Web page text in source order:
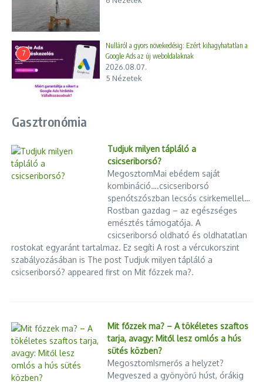
7
Nulláról a gyors növekedésig: Ezért kihagyhatatlan a
Google Ads az új weboldalaknak
2026.08.07.
5 Nézetek
Gasztronómia
Tudjuk milyen tápláló a
csicseriborsó?
MegosztomMai ebédem saját
kombináció….csicseriborsó
spenótszószban lecsós csirkemellel…
Rostban gazdag – az egészséges
emésztés támogatója. A
csicseriborsó oldható és oldhatatlan
rostokat egyaránt tartalmaz. Ez segíti A rost a vércukorszint
szabályozásában is The post Tudjuk milyen tápláló a
csicseriborsó? appeared first on Mit főzzek ma?.
Mit főzzek ma? – A tökéletes szaftos
tarja, avagy: Mitől lesz omlós a hús
sütés közben?
MegosztomIsmerős a helyzet?
Megveszed a gyönyörű húst, órákig